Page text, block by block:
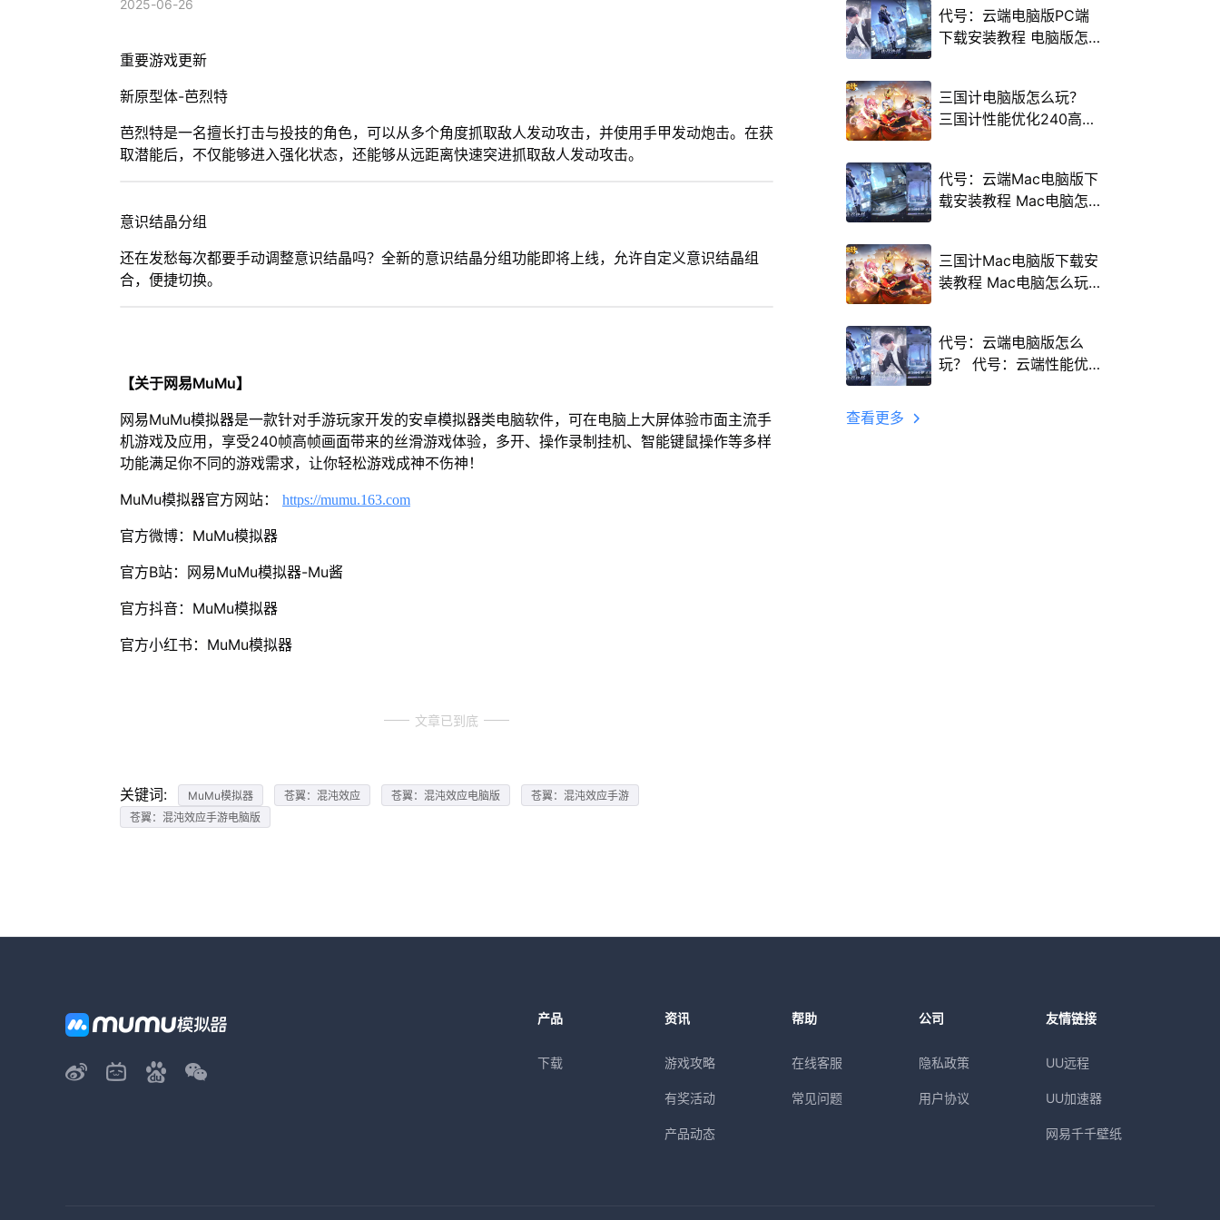
2025-06-26
重要游戏更新
新原型体-芭烈特
芭烈特是一名擅长打击与投技的角色，可以从多个角度抓取敌人发动攻击，并使用手甲发动炮击。在获
取潜能后，不仅能够进入强化状态，还能够从远距离快速突进抓取敌人发动攻击。
意识结晶分组
还在发愁每次都要手动调整意识结晶吗？全新的意识结晶分组功能即将上线，允许自定义意识结晶组
合，便捷切换。
【关于网易MuMu】
网易MuMu模拟器是一款针对手游玩家开发的安卓模拟器类电脑软件，可在电脑上大屏体验市面主流手
机游戏及应用，享受240帧高帧画面带来的丝滑游戏体验，多开、操作录制挂机、智能键鼠操作等多样
功能满足你不同的游戏需求，让你轻松游戏成神不伤神！
MuMu模拟器官方网站： https://mumu.163.com
官方微博：MuMu模拟器
官方B站：网易MuMu模拟器-Mu酱
官方抖音：MuMu模拟器
官方小红书：MuMu模拟器
文章已到底
关键词: MuMu模拟器 苍翼：混沌效应 苍翼：混沌效应电脑版
苍翼：混沌效应手游
苍翼：混沌效应手游电脑版
代号：云端电脑版PC端
下载安装教程 电脑版怎
三国计电脑版怎么玩？
三国计性能优化240高帧
代号：云端Mac电脑版下
载安装教程 Mac电脑怎
三国计Mac电脑版下载安
装教程 Mac电脑怎么玩
代号：云端电脑版怎么
玩？ 代号：云端性能优
查看更多
产品
下载
资讯
游戏攻略
有奖活动
产品动态
帮助
在线客服
常见问题
公司
隐私政策
用户协议
友情链接
UU远程
UU加速器
网易千千壁纸